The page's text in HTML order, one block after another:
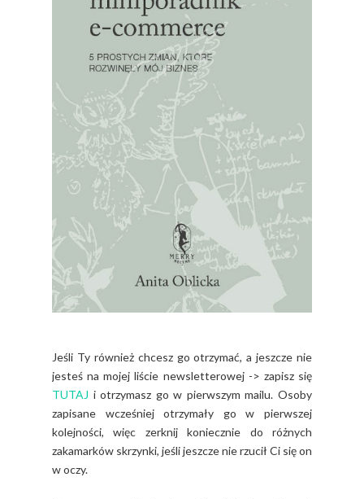
Jeśli Ty również chcesz go otrzymać, a jeszcze nie
jesteś na mojej liście newsletterowej -> zapisz się
TUTAJ i otrzymasz go w pierwszym mailu. Osoby
zapisane wcześniej otrzymały go w pierwszej
kolejności, więc zerknij koniecznie do różnych
zakamarków skrzynki, jeśli jeszcze nie rzucił Ci się on
w oczy.